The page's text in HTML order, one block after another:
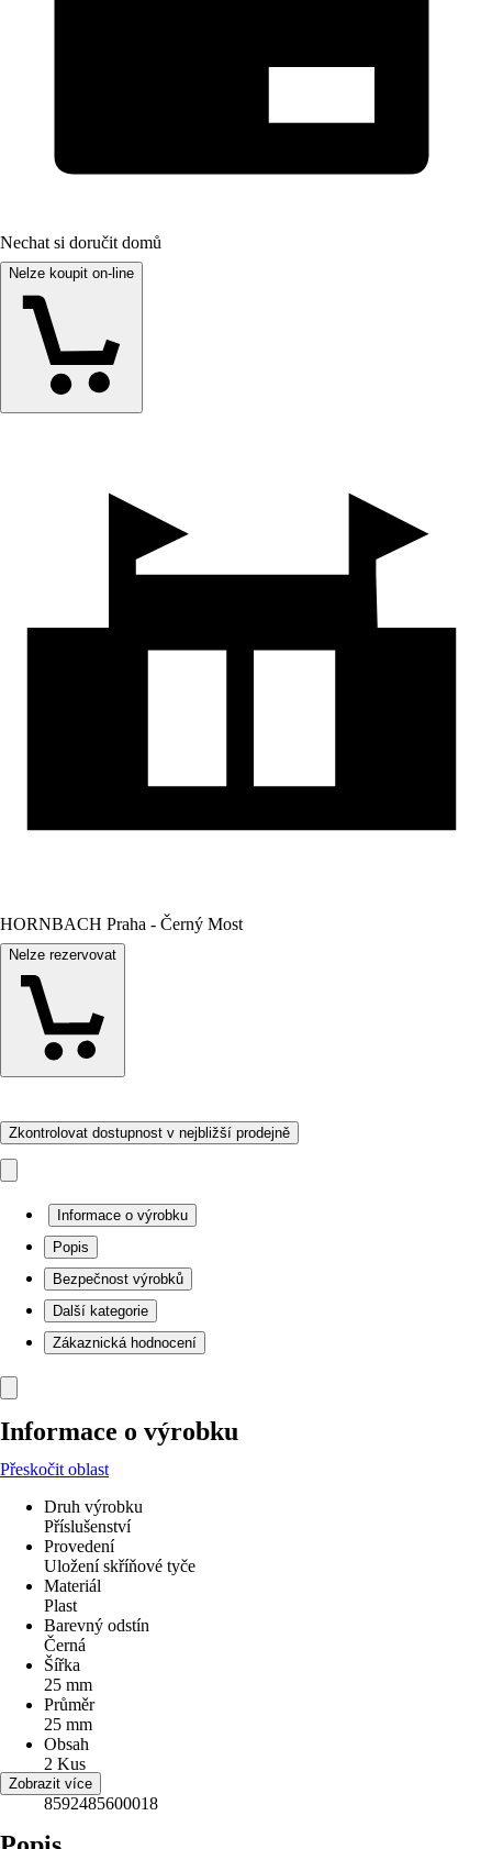
Nechat si doručit domů
Nelze koupit on-line
HORNBACH Praha - Černý Most
Nelze rezervovat
Zkontrolovat dostupnost v nejbližší prodejně
Informace o výrobku
Popis
Bezpečnost výrobků
Další kategorie
Zákaznická hodnocení
Informace o výrobku
Přeskočit oblast
Druh výrobku
Příslušenství
Provedení
Uložení skříňové tyče
Materiál
Plast
Barevný odstín
Černá
Šířka
25 mm
Průměr
25 mm
Obsah
2 Kus
EAN
8592485600018
Zobrazit více